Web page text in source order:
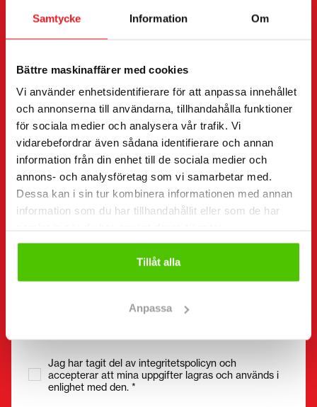
Samtycke Information Om
Bättre maskinaffärer med cookies
Vi använder enhetsidentifierare för att anpassa innehållet
och annonserna till användarna, tillhandahålla funktioner
för sociala medier och analysera vår trafik. Vi
vidarebefordrar även sådana identifierare och annan
information från din enhet till de sociala medier och
annons- och analysföretag som vi samarbetar med.
Dessa kan i sin tur kombinera informationen med annan
information som du har tillhandahållit eller som de har
Tillåt alla
Anpassa
Kontaktuppgifter (Obligatorisk)
Företagsnamn FO-nummer
Telefonnummer (Obligatorisk)
Utan mellanslag (t.ex. +358401234567)
Jag har tagit del av integritetspolicyn och
accepterar att mina uppgifter lagras och används i
enlighet med den. *